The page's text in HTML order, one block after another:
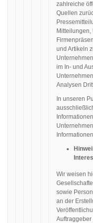
zahlreiche
Quellen
und Artikeln
im In- und
Analysen
In unseren
Wir weisen
sowie
an der
Auftraggeber